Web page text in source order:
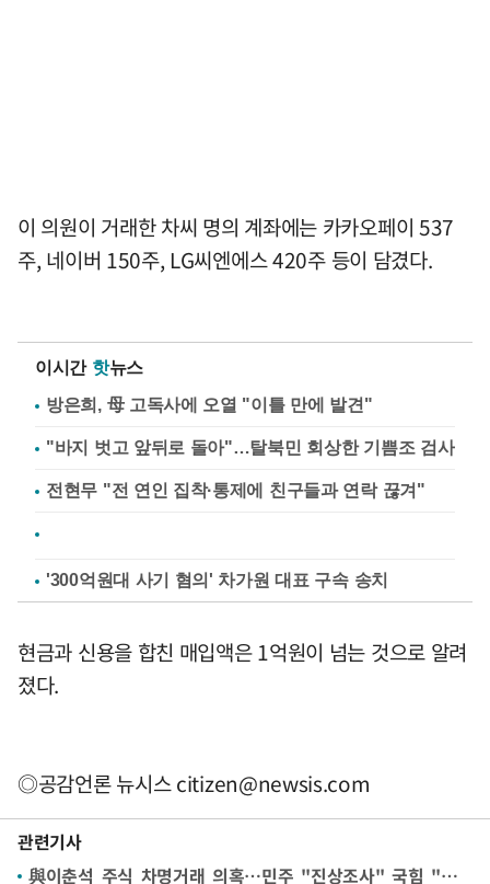
이 의원이 거래한 차씨 명의 계좌에는 카카오페이 537
주, 네이버 150주, LG씨엔에스 420주 등이 담겼다.
이시간 핫뉴스
방은희, 母 고독사에 오열 "이틀 만에 발견"
"바지 벗고 앞뒤로 돌아"…탈북민 회상한 기쁨조 검사
전현무 "전 연인 집착·통제에 친구들과 연락 끊겨"
'300억원대 사기 혐의' 차가원 대표 구속 송치
현금과 신용을 합친 매입액은 1억원이 넘는 것으로 알려
졌다.
◎공감언론 뉴시스citizen@newsis.com
관련기사
與이춘석 주식 차명거래 의혹…민주 "진상조사" 국힘 "형사고발"